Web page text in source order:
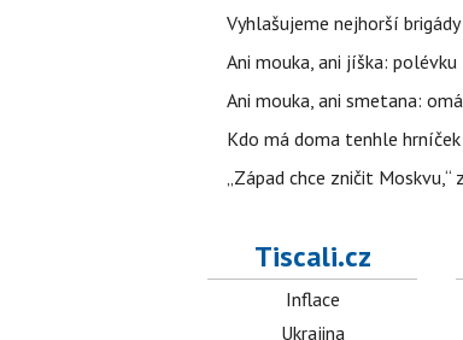
Vyhlašujeme nejhorší
Ani mouka, ani jíška:
Ani mouka, ani smetana:
Kdo má doma tenhle
„Západ chce zničit
Tiscali.cz
Inflace
Ukrajina